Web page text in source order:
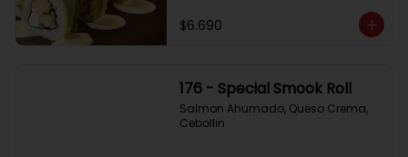
$6.690
176 - Special Smook Roll
Salmon Ahumado, Queso Crema,
Cebollin